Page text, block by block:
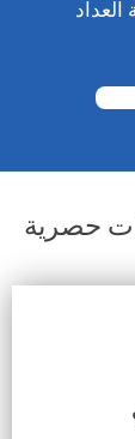
حصرية